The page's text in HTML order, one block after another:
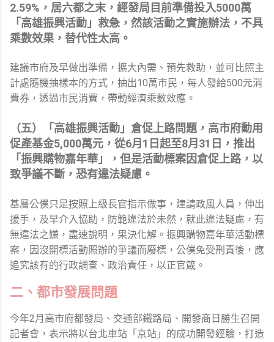
2.59%，居六都之末，經發局目前準備投入5000萬
「高雄振興活動」救急，然該活動之實施辦法，不具
乘數效果，替代性太高。
建議市府及早做出準備，擴大內需、預先救助，並可比照主
計處隨機抽樣本的方式，抽出10萬市民，每人發給500元消
費券，透過市民消費，帶動經濟乘數效應。
（五）「高雄振興活動」倉促上路問題，高市府動用
促產基金5,000萬元，從6月1日起至8月31日，推出
「振興購物嘉年華」，但是活動標案因倉促上路，以
致爭議不斷，恐有違法疑慮。
基層公僕只是按照上級長官指示做事，建請政風人員，伸出
援手，及早介入協助，防範違法於未然，就此違法疑慮，有
無違法之嫌，盡速說明，果決化解。振興購物嘉年華活動標
案，因沒開標活動照辦的爭議而廢標，公僕免受刑責後，應
追究該有的行政調查、政治責任，以正官箴。
二、都市發展問題
今年2月高市府都發局、交通部鐵路局、開發商日勝生召開
記者會，表示將以台北車站「京站」的成功開發經驗，打造